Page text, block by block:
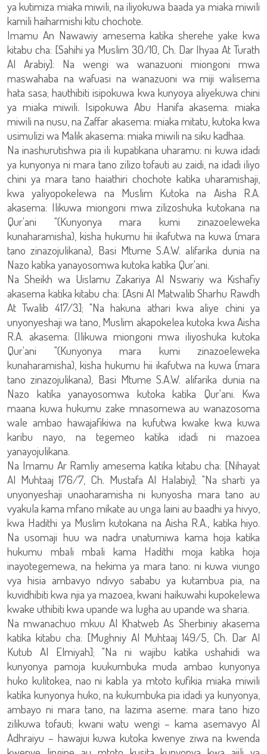
ya kutimiza miaka miwili, na iliyokuwa baada ya miaka miwili
kamili haiharmishi kitu chochote.
Imamu An Nawawiy amesema katika sherehe yake kwa
kitabu cha: [Sahihi ya Muslim 30/10, Ch. Dar Ihyaa At Turath
Al Arabiy]: Na wengi wa wanazuoni miongoni mwa
maswahaba na wafuasi na wanazuoni wa miji walisema
hata sasa; hauthibiti isipokuwa kwa kunyoya aliyekuwa chini
ya miaka miwili. Isipokuwa Abu Hanifa akasema: miaka
miwili na nusu, na Zaffar akasema: miaka mitatu, kutoka kwa
usimulizi wa Malik akasema: miaka miwili na siku kadhaa.
Na inashurutishwa pia ili kupatikana uharamu: ni kuwa idadi
ya kunyonya ni mara tano zilizo tofauti au zaidi, na idadi iliyo
chini ya mara tano haiathiri chochote katika uharamishaji,
kwa yaliyopokelewa na Muslim Kutoka na Aisha R.A.
akasema: Ilikuwa miongoni mwa zilizoshuka kutokana na
Qur'ani "(Kunyonya mara kumi zinazoeleweka
kunaharamisha), kisha hukumu hii ikafutwa na kuwa (mara
tano zinazojulikana), Basi Mtume S.A.W. alifarika dunia na
Nazo katika yanayosomwa kutoka katika Qur'ani.
Na Sheikh wa Uislamu Zakariya Al Nswariy wa Kishafiy
akasema katika kitabu cha: [Asni Al Matwalib Sharhu Rawdh
At Twalib 417/3]; "Na hakuna athari kwa aliye chini ya
unyonyeshaji wa tano, Muslim akapokelea kutoka kwa Aisha
R.A. akasema: (Ilikuwa miongoni mwa iliyoshuka kutoka
Qur'ani "(Kunyonya mara kumi zinazoeleweka
kunaharamisha), kisha hukumu hii ikafutwa na kuwa (mara
tano zinazojulikana), Basi Mtume S.A.W. alifarika dunia na
Nazo katika yanayosomwa kutoka katika Qur'ani. Kwa
maana kuwa hukumu zake mnasomewa au wanazosoma
wale ambao hawajafikiwa na kufutwa kwake kwa kuwa
karibu nayo, na tegemeo katika idadi ni mazoea
yanayojulikana.
Na Imamu Ar Ramliy amesema katika kitabu cha: [Nihayat
Al Muhtaaj 176/7, Ch. Mustafa Al Halabiy]; "Na sharti ya
unyonyeshaji unaoharamisha ni kunyosha mara tano au
vyakula kama mfano mikate au unga laini au baadhi ya hivyo,
kwa Hadithi ya Muslim kutokana na Aisha R.A., katika hiyo.
Na usomaji huu wa nadra unatumiwa kama hoja katika
hukumu mbali mbali kama Hadithi moja katika hoja
inayotegemewa, na hekima ya mara tano: ni kuwa viungo
vya hisia ambavyo ndivyo sababu ya kutambua pia, na
kuvidhibiti kwa njia ya mazoea, kwani haikuwahi kupokelewa
kwake uthibiti kwa upande wa lugha au upande wa sharia.
Na mwanachuo mkuu Al Khatweb As Sherbiniy akasema
katika kitabu cha: [Mughniy Al Muhtaaj 149/5, Ch. Dar Al
Kutub Al Elmiyah]; "Na ni wajibu katika ushahidi wa
kunyonya pamoja kuukumbuka muda ambao kunyonya
huko kulitokea, nao ni kabla ya mtoto kufikia miaka miwili
katika kunyonya huko, na kukumbuka pia idadi ya kunyonya,
ambayo ni mara tano, na lazima aseme: mara tano hizo
zilikuwa tofauti; kwani watu wengi – kama asemavyo Al
Adhraiyu – hawajui kuwa kutoka kwenye ziwa na kwenda